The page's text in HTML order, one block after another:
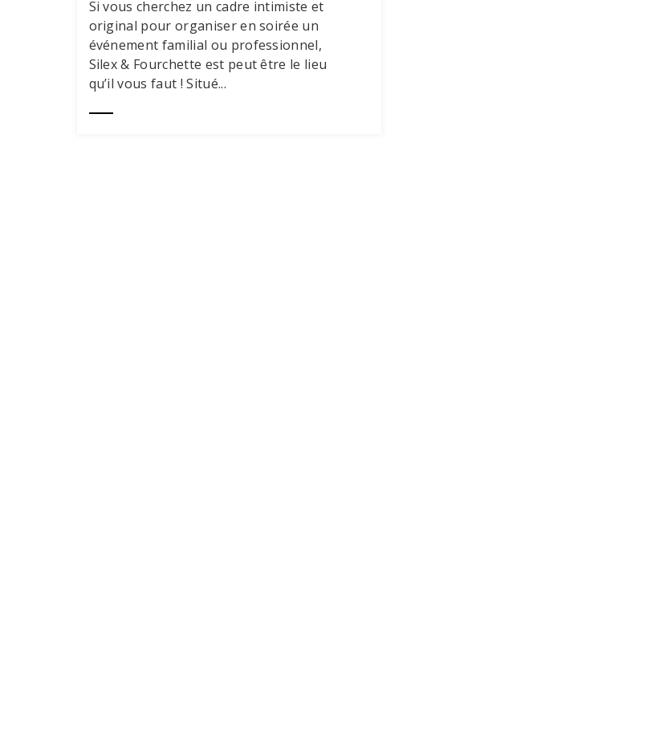
Si vous cherchez un cadre intimiste et
original pour organiser en soirée un
événement familial ou professionnel,
Silex & Fourchette est peut être le lieu
qu’il vous faut ! Situé...